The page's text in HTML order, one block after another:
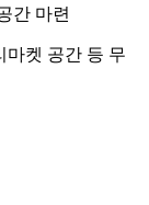
간 마련
마켓 공간 등 무